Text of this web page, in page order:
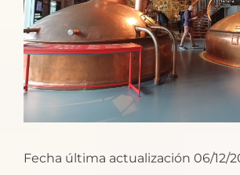
Fecha última actualización 06/12/